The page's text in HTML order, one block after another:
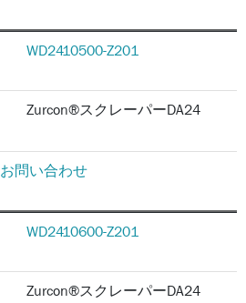
WD2410500-Z201
Zurcon®スクレーパーDA24
お問い合わせ
WD2410600-Z201
Zurcon®スクレーパーDA24